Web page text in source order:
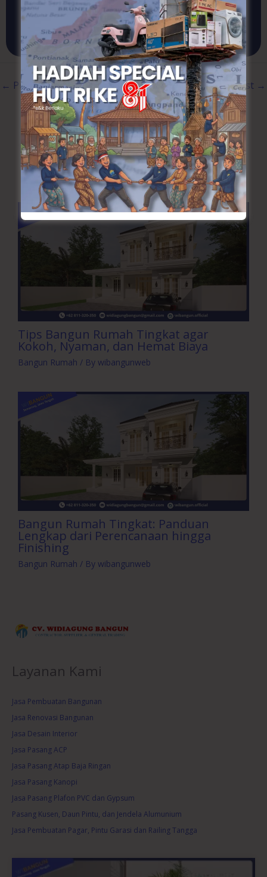
KONSULTASI SEKARANG
← Previous Post Next Post →
Artikel Terkait
Tips Bangun Rumah Tingkat agar
Kokoh, Nyaman, dan Hemat Biaya
Bangun Rumah / By wibangunweb
Bangun Rumah Tingkat: Panduan
Lengkap dari Perencanaan hingga
Finishing
Bangun Rumah / By wibangunweb
Layanan Kami
Jasa Pembuatan Bangunan
Jasa Renovasi Bangunan
Jasa Desain Interior
Jasa Pasang ACP
Jasa Pasang Atap Baja Ringan
Jasa Pasang Kanopi
Jasa Pasang Plafon PVC dan Gypsum
Pasang Kusen, Daun Pintu, dan Jendela Alumunium
Jasa Pembuatan Pagar, Pintu Garasi dan Railing Tangga